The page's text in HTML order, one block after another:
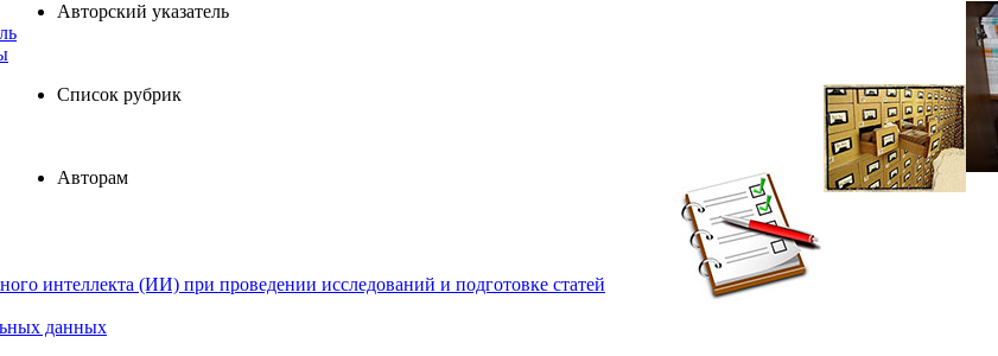
Авторский указатель
Список рубрик
Авторам
интеллекта (ИИ) при проведении исследований и подготовке статей
данных